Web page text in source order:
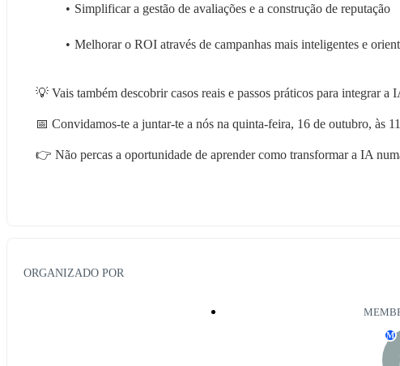
Simplificar a gestão de avaliações e a construção de reputação
Melhorar o ROI através de campanhas mais inteligentes e
💡 Vais também descobrir casos reais e passos práticos para integrar a
📅 Convidamos-te a juntar-te a nós na quinta-feira, 16 de outubro, às
👉 Não percas a oportunidade de aprender como transformar a IA
ORGANIZADO POR
M